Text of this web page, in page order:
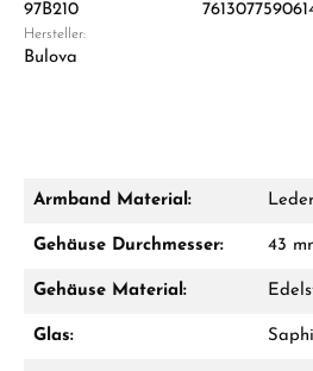
Damon
97B210
Hersteller:
Bulova
Armband Material: Leder
Gehäuse Durchmesser: 43
Gehäuse Material:
Glas: